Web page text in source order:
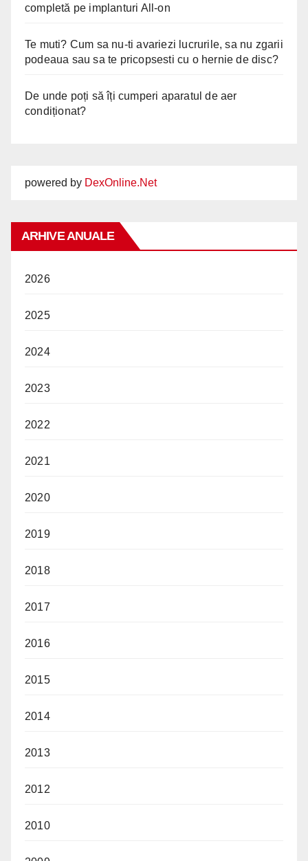
completă pe implanturi All-on
Te muti? Cum sa nu-ti avariezi lucrurile, sa nu zgarii
podeaua sau sa te pricopsesti cu o hernie de disc?
De unde poți să îți cumperi aparatul de aer
condiționat?
powered by DexOnline.Net
ARHIVE ANUALE
2026
2025
2024
2023
2022
2021
2020
2019
2018
2017
2016
2015
2014
2013
2012
2010